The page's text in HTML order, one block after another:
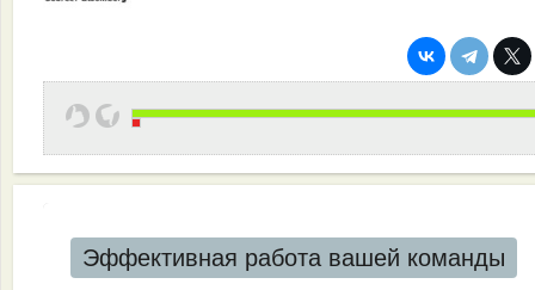
Эффективная работа вашей команды